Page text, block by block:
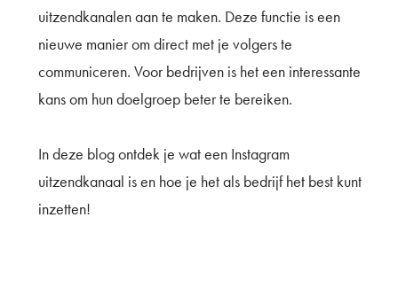
uitzendkanalen aan te maken. Deze functie is een
nieuwe manier om direct met je volgers te
communiceren. Voor bedrijven is het een interessante
kans om hun doelgroep beter te bereiken.
In deze blog ontdek je wat een Instagram
uitzendkanaal is en hoe je het als bedrijf het best kunt
inzetten!